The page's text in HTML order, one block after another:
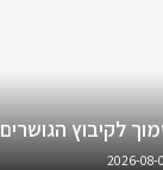
לקיבוץ הגושרים
2026-08-